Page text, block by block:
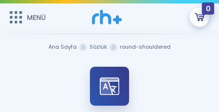
MENÜ
0
Sepetin Şu An Boş.
Remzi Hoca ile seni sınava hazırlayacak onlarca eğitim seni
bekliyor!
MENÜ
Ana Sayfa Sözlük round-shouldered